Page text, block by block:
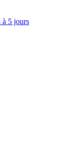
à 5 jours